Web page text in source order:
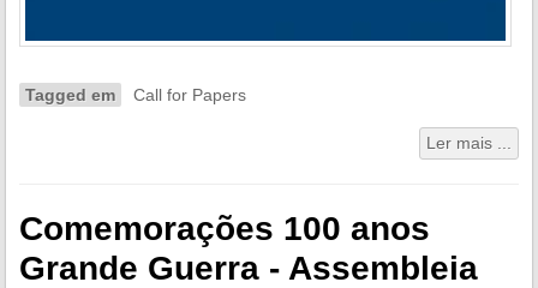
Tagged em Call for Papers
Ler mais ...
Comemorações 100 anos
Grande Guerra - Assembleia